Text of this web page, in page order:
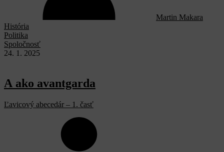
Martin Makara
História
Politika
Spoločnosť
24. 1. 2025
A ako avantgarda
Ľavicový abecedár – 1. časť